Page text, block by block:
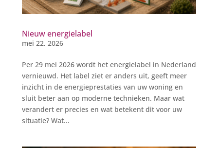
Nieuw energielabel
mei 22, 2026
Per 29 mei 2026 wordt het energielabel in Nederland
vernieuwd. Het label ziet er anders uit, geeft meer
inzicht in de energieprestaties van uw woning en
sluit beter aan op moderne technieken. Maar wat
verandert er precies en wat betekent dit voor uw
situatie? Wat...